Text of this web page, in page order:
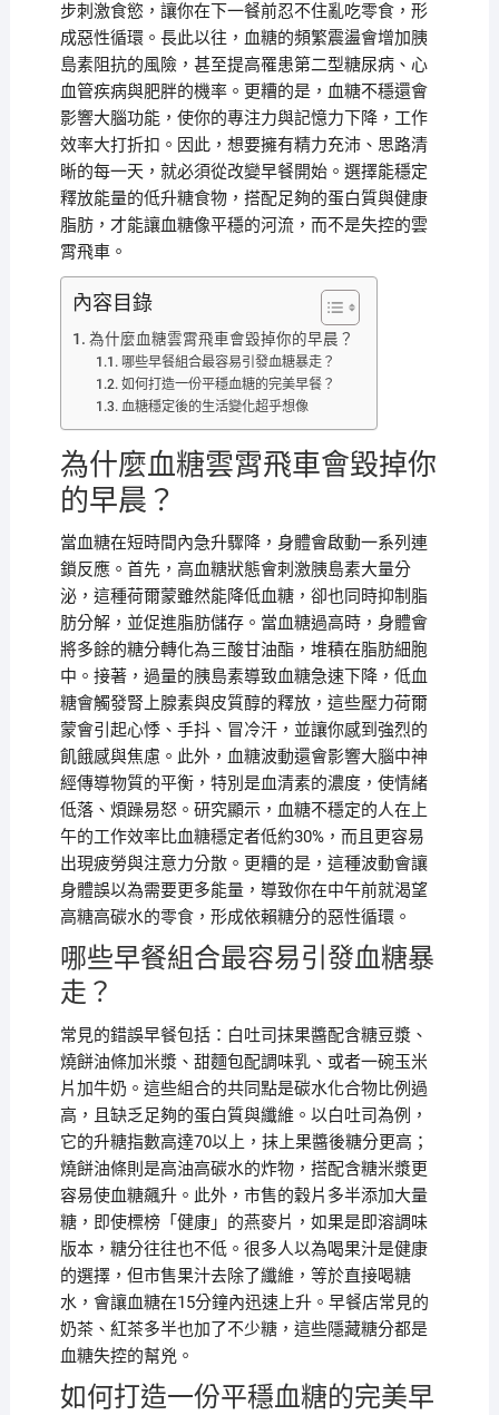
步刺激食慾，讓你在下一餐前忍不住亂吃零食，形
成惡性循環。長此以往，血糖的頻繁震盪會增加胰
島素阻抗的風險，甚至提高罹患第二型糖尿病、心
血管疾病與肥胖的機率。更糟的是，血糖不穩還會
影響大腦功能，使你的專注力與記憶力下降，工作
效率大打折扣。因此，想要擁有精力充沛、思路清
晰的每一天，就必須從改變早餐開始。選擇能穩定
釋放能量的低升糖食物，搭配足夠的蛋白質與健康
脂肪，才能讓血糖像平穩的河流，而不是失控的雲
霄飛車。
內容目錄
為什麼血糖雲霄飛車會毀掉你的早晨？
哪些早餐組合最容易引發血糖暴走？
如何打造一份平穩血糖的完美早餐？
血糖穩定後的生活變化超乎想像
為什麼血糖雲霄飛車會毀掉你
的早晨？
當血糖在短時間內急升驟降，身體會啟動一系列連
鎖反應。首先，高血糖狀態會刺激胰島素大量分
泌，這種荷爾蒙雖然能降低血糖，卻也同時抑制脂
肪分解，並促進脂肪儲存。當血糖過高時，身體會
將多餘的糖分轉化為三酸甘油酯，堆積在脂肪細胞
中。接著，過量的胰島素導致血糖急速下降，低血
糖會觸發腎上腺素與皮質醇的釋放，這些壓力荷爾
蒙會引起心悸、手抖、冒冷汗，並讓你感到強烈的
飢餓感與焦慮。此外，血糖波動還會影響大腦中神
經傳導物質的平衡，特別是血清素的濃度，使情緒
低落、煩躁易怒。研究顯示，血糖不穩定的人在上
午的工作效率比血糖穩定者低約30%，而且更容易
出現疲勞與注意力分散。更糟的是，這種波動會讓
身體誤以為需要更多能量，導致你在中午前就渴望
高糖高碳水的零食，形成依賴糖分的惡性循環。
哪些早餐組合最容易引發血糖暴
走？
常見的錯誤早餐包括：白吐司抹果醬配含糖豆漿、
燒餅油條加米漿、甜麵包配調味乳、或者一碗玉米
片加牛奶。這些組合的共同點是碳水化合物比例過
高，且缺乏足夠的蛋白質與纖維。以白吐司為例，
它的升糖指數高達70以上，抹上果醬後糖分更高；
燒餅油條則是高油高碳水的炸物，搭配含糖米漿更
容易使血糖飆升。此外，市售的穀片多半添加大量
糖，即使標榜「健康」的燕麥片，如果是即溶調味
版本，糖分往往也不低。很多人以為喝果汁是健康
的選擇，但市售果汁去除了纖維，等於直接喝糖
水，會讓血糖在15分鐘內迅速上升。早餐店常見的
奶茶、紅茶多半也加了不少糖，這些隱藏糖分都是
血糖失控的幫兇。
如何打造一份平穩血糖的完美早